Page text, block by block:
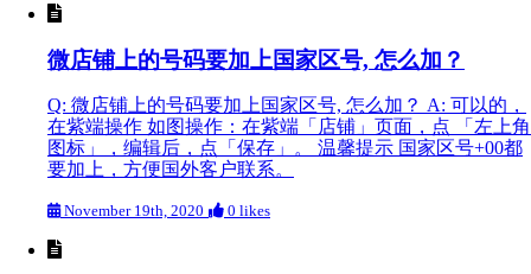
微店铺上的号码要加上国家区号, 怎么加？
Q: 微店铺上的号码要加上国家区号, 怎么加？ A: 可以的，
在紫端操作 如图操作：在紫端「店铺」页面，点 「左上角
图标」，编辑后，点「保存」。 温馨提示 国家区号+00都
要加上，方便国外客户联系。
November 19th, 2020 0 likes